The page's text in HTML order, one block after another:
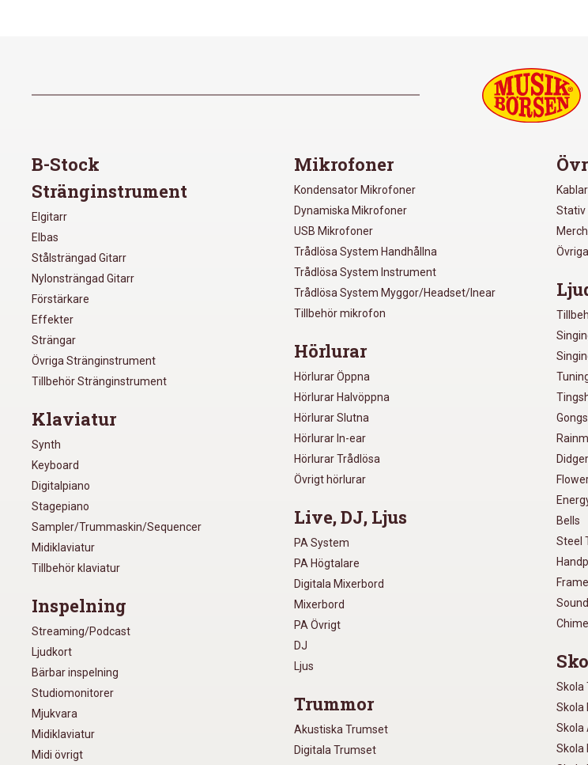
B-Stock
Stränginstrument
Elgitarr
Elbas
Stålsträngad Gitarr
Nylonsträngad Gitarr
Förstärkare
Effekter
Strängar
Övriga Stränginstrument
Tillbehör Stränginstrument
Klaviatur
Synth
Keyboard
Digitalpiano
Stagepiano
Sampler/Trummaskin/Sequencer
Midiklaviatur
Tillbehör klaviatur
Inspelning
Streaming/Podcast
Ljudkort
Bärbar inspelning
Studiomonitorer
Mjukvara
Midiklaviatur
Midi övrigt
Mikrofoner
Kondensator Mikrofoner
Dynamiska Mikrofoner
USB Mikrofoner
Trådlösa System Handhållna
Trådlösa System Instrument
Trådlösa System Myggor/Headset/Inear
Tillbehör mikrofon
Hörlurar
Hörlurar Öppna
Hörlurar Halvöppna
Hörlurar Slutna
Hörlurar In-ear
Hörlurar Trådlösa
Övrigt hörlurar
Live, DJ, Ljus
PA System
PA Högtalare
Digitala Mixerbord
Mixerbord
PA Övrigt
DJ
Ljus
Trummor
Akustiska Trumset
Digitala Trumset
Kablar
Stativ
Bells
Steel
Skola
Skola
Skola
Skola